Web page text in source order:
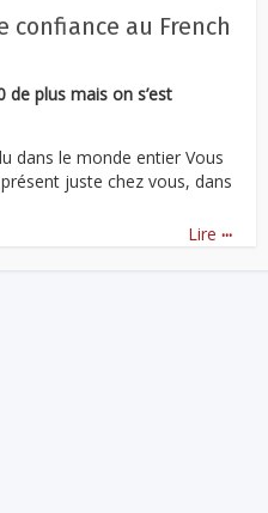
confiance au French
plus mais on s’est
dans le monde entier Vous
juste chez vous, dans
Lire ...